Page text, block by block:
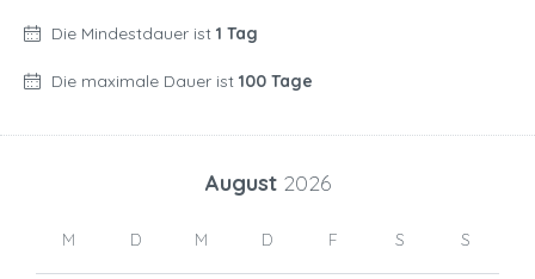
Die Mindestdauer ist 1 Tag
Die maximale Dauer ist 100 Tage
August 2026
M D M D F S S